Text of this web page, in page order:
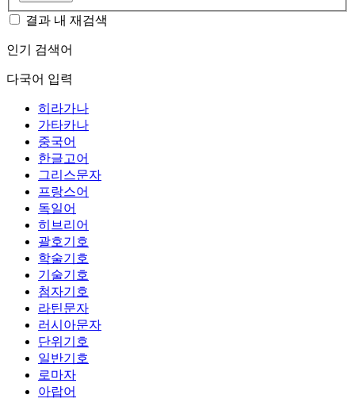
결과 내 재검색
인기 검색어
다국어 입력
히라가나
가타카나
중국어
한글고어
그리스문자
프랑스어
독일어
히브리어
괄호기호
학술기호
기술기호
첨자기호
라틴문자
러시아문자
단위기호
일반기호
로마자
아랍어